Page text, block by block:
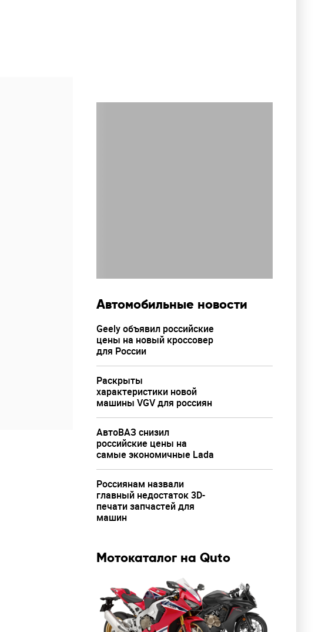
Автомобильные новости
Geely объявил российские
цены на новый кроссовер
для России
Раскрыты
характеристики новой
машины VGV для россиян
АвтоВАЗ снизил
российские цены на
самые экономичные Lada
Россиянам назвали
главный недостаток 3D-
печати запчастей для
машин
Мотокаталог на Quto